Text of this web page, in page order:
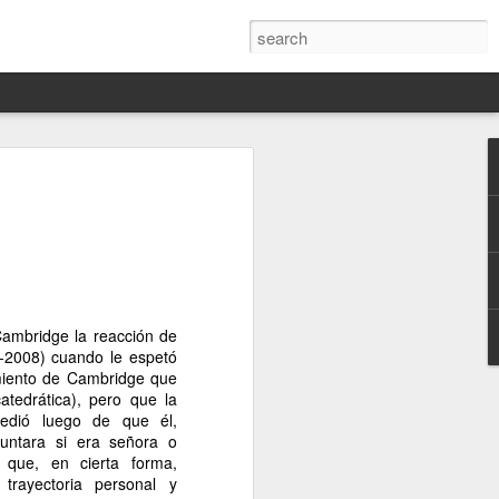
la reacción de
cuando le espetó
de Cambridge que
pero que la
luego de que él,
si era señora o
que, en cierta forma,
personal y
siglo
las
alucinante